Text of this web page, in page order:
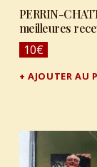
PERRIN-
meilleures
10€
AJOUTER AU